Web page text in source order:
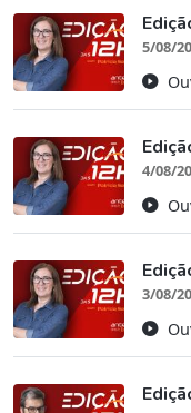
5/08/
4/08/
3/08/